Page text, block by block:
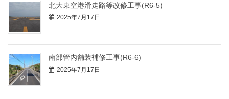
北大東空港滑走路等改修工事(R6-5)
2025年7月17日
南部管内舗装補修工事(R6-6)
2025年7月17日